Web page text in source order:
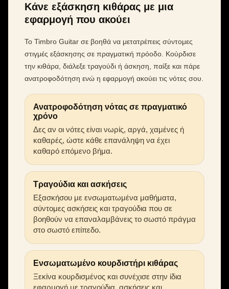
Κάνε εξάσκηση κιθάρας με μια
εφαρμογή που ακούει
Το Timbro Guitar σε βοηθά να μετατρέπεις σύντομες
στιγμές εξάσκησης σε πραγματική πρόοδο. Κούρδισε
την κιθάρα, διάλεξε τραγούδι ή άσκηση, παίξε και πάρε
ανατροφοδότηση ενώ η εφαρμογή ακούει τις νότες σου.
Ανατροφοδότηση νότας σε πραγματικό
χρόνο
Δες αν οι νότες είναι νωρίς, αργά, χαμένες ή
καθαρές, ώστε κάθε επανάληψη να έχει
καθαρό επόμενο βήμα.
Τραγούδια και ασκήσεις
Εξασκήσου με ενσωματωμένα μαθήματα,
σύντομες ασκήσεις και τραγούδια που σε
βοηθούν να επαναλαμβάνεις το σωστό πράγμα
στο σωστό επίπεδο.
Ενσωματωμένο κουρδιστήρι κιθάρας
Ξεκίνα κουρδισμένος και συνέχισε στην ίδια
εφαρμογή με τραγούδια, ασκήσεις και